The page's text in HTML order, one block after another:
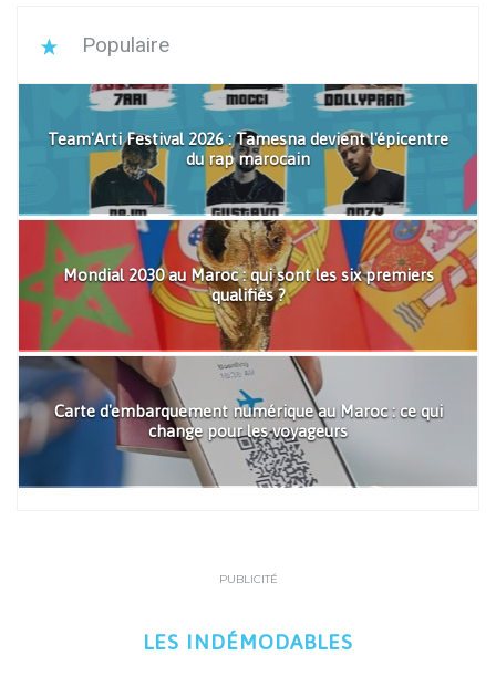
Populaire
Team'Arti Festival 2026 : Tamesna devient l'épicentre
du rap marocain
Mondial 2030 au Maroc : qui sont les six premiers
qualifiés ?
Carte d'embarquement numérique au Maroc : ce qui
change pour les voyageurs
PUBLICITÉ
LES INDÉMODABLES